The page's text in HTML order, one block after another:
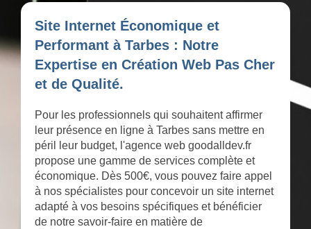
Site Internet Économique et
Performant à Tarbes : Notre
Expertise en Création Web Pas Cher
et de Qualité.
Pour les professionnels qui souhaitent affirmer
leur présence en ligne à Tarbes sans mettre en
péril leur budget, l'agence web goodalldev.fr
propose une gamme de services complète et
économique. Dès 500€, vous pouvez faire appel
à nos spécialistes pour concevoir un site internet
adapté à vos besoins spécifiques et bénéficier
de notre savoir-faire en matière de